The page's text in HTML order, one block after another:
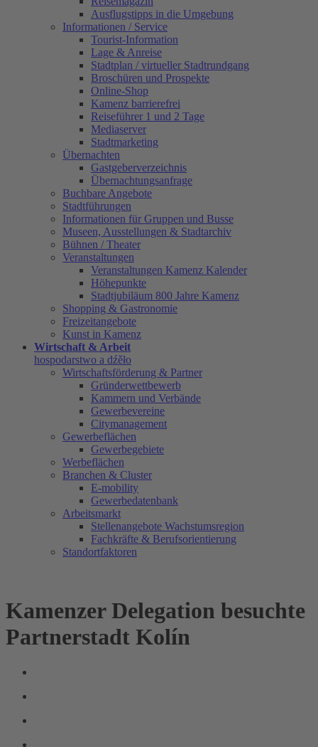
Ausflugstipps in die Umgebung
Informationen / Service
Tourist-Information
Lage & Anreise
Stadtplan / virtueller Stadtrundgang
Broschüren und Prospekte
Online-Shop
Kamenz barrierefrei
Reiseführer 1 und 2 Tage
Mediaserver
Stadtmarketing
Übernachten
Gastgeberverzeichnis
Übernachtungsanfrage
Buchbare Angebote
Stadtführungen
Informationen für Gruppen und Busse
Museen, Ausstellungen & Stadtarchiv
Bühnen / Theater
Veranstaltungen
Veranstaltungen Kamenz Kalender
Höhepunkte
Stadtjubiläum 800 Jahre Kamenz
Shopping & Gastronomie
Freizeitangebote
Kunst in Kamenz
Wirtschaft & Arbeit
hospodarstwo a dźěło
Wirtschaftsförderung & Partner
Gründerwettbewerb
Kammern und Verbände
Gewerbevereine
Citymanagement
Gewerbeflächen
Gewerbegebiete
Werbeflächen
Branchen & Cluster
E-mobility
Gewerbedatenbank
Arbeitsmarkt
Stellenangebote Wachstumsregion
Fachkräfte & Berufsorientierung
Standortfaktoren
Kamenzer Delegation besuchte
Partnerstadt Kolín